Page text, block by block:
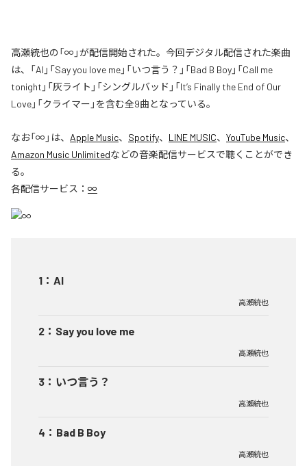
高瀬統也の「∞」が配信開始された。今回デジタル配信された楽曲
は、「AI」「Say you love me」「いつ言う？」「Bad B Boy」「Call me
tonight」「灰ライト」「シングルバッド」「It’s Finally the End of Our
Love」「クライマー」を含む全9曲となっている。
なお「∞ 」は、 Apple Music、 Spotify、 LINE MUSIC、 YouTube Music、
Amazon Music Unlimitedなどの音楽配信サービスで聴くことができ
る。
各配信サービス： ∞
1 ： AI
高瀬統也
2 ： Say you love me
高瀬統也
3 ： いつ言う？
高瀬統也
4 ： Bad B Boy
高瀬統也